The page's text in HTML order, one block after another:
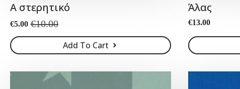
Α στερητικό
€10.00
Original
price
was:
€10.00.
€5.00
Current
price
is:
€5.00.
Add To Cart
Άλας
€13.00